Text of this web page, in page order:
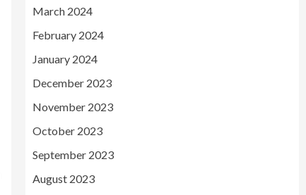
March 2024
February 2024
January 2024
December 2023
November 2023
October 2023
September 2023
August 2023